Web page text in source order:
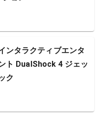
ンタラクティブエンタ
ト DualShock 4 ジェッ
ク